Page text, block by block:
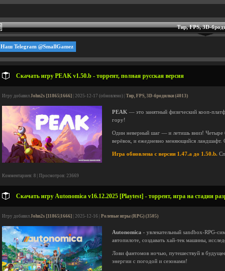
Тир, FPS, 3D-
Наш Telegram @SmallGamez
Скачать игру PEAK v1.50.b - торрент, полная русская версия
Игру добавил John2s [11865|1666] | 2025-12-17 (обновлено) | Тир, FPS, 3D-бродилки (4013)
PEAK — это занятный физический кооп-
гору!
Один неверный шаг — и летишь вниз! Четыре
верёвок, и ежедневно меняющийся ландшафт.
Игра обновлена с версии 1.47.a до 1.50.b.
Комментариев: 8 | Просмотров: 23669
Скачать игру Autonomica v16.12.2025 [Playtest] - торрент, игра на стадии
Игру добавил John2s [11865|1666] | 2025-12-16 | Ролевые игры (RPG) (3505)
Autonomica - увлекательный sandbox-RPG-
автопилоте, создавать хай-тек машины,
Лови фантомов ночью, путешествуй в
энергии с погодой и сезонами!